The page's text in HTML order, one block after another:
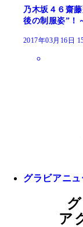
乃木坂４６齋
後の制服姿”！
2017年03月16日
グラビアニ
ア